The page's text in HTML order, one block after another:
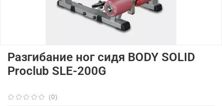
(0)
Разгибание ног сидя BODY SOLID
Proclub SLE-200G